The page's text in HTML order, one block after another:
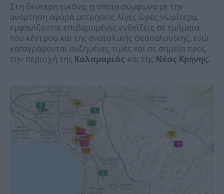
Στη δεύτερη εικόνα, η οποία σύμφωνα με την
ανάρτηση αφορά μετρήσεις λίγες ώρες νωρίτερα,
εμφανίζονται επιβαρυμένες ενδείξεις σε τμήματα
του κέντρου και της ανατολικής Θεσσαλονίκης, ενώ
καταγράφονται αυξημένες τιμές και σε σημεία προς
την περιοχή της Καλαμαριάς και της Νέας Κρήνης.